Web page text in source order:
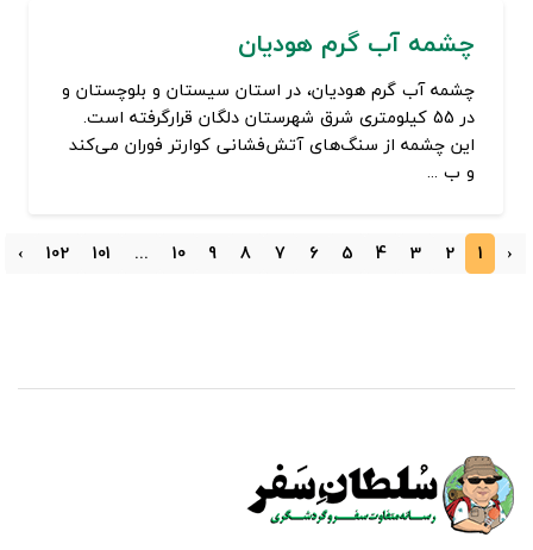
چشمه آب گرم هودیان
چشمه آب گرم هودیان، در استان سیستان و بلوچستان و
در 55 کیلومتری شرق شهرستان دلگان قرارگرفته است.
این چشمه از سنگ‌های آتش‌فشانی کوارتر فوران می‌کند
و ب ...
‹
1
2
3
4
5
6
7
8
9
10
...
101
102
›